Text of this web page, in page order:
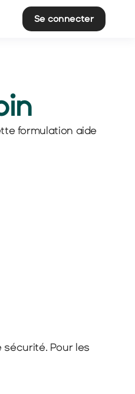
Se connecter
formulation aide
Pour les